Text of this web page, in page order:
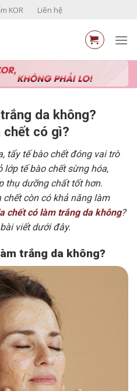
KOR Liên hệ
da không?
chết có gì?
tẩy tế bào chết đóng vai trò
lớp tế bào chết sừng hóa,
thụ dưỡng chất tốt hơn.
còn có khả năng làm
chết có làm trắng da không?
viết dưới đây.
trắng da không?